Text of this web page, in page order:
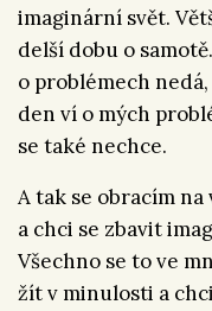
imaginární svět.
delší dobu o
o problémech
den ví o mých
se také nechce.
A tak se obracím na
a chci se zbavit
Všechno se to ve
žít v minulosti a